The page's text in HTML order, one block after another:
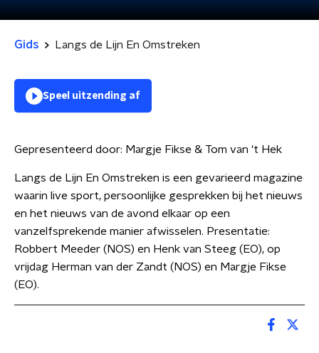
Gids Langs de Lijn En Omstreken
Speel uitzending af
Gepresenteerd door: Margje Fikse & Tom van 't Hek
Langs de Lijn En Omstreken is een gevarieerd magazine
waarin live sport, persoonlijke gesprekken bij het nieuws
en het nieuws van de avond elkaar op een
vanzelfsprekende manier afwisselen. Presentatie:
Robbert Meeder (NOS) en Henk van Steeg (EO), op
vrijdag Herman van der Zandt (NOS) en Margje Fikse
(EO).